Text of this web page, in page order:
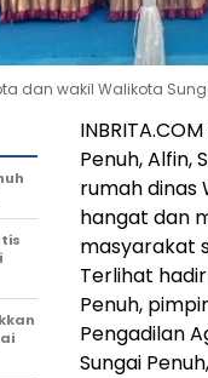
dan wakil Walikota
Penuh, Alfin,
rumah dinas
hangat dan
masyarakat
Terlihat
Penuh,
Pengadilan
Sungai